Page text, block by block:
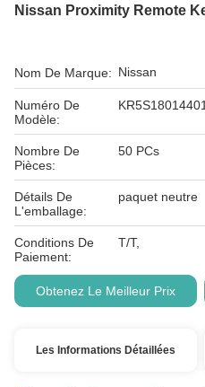
Nissan Proximity Remote
Nom De Marque: Nissan
Numéro De
Modèle:
Nombre De
Pièces:
50 PCs
Détails De
L'emballage:
paquet neutre
Conditions De
Paiement:
T/T,
Obtenez Le Meilleur Prix
Les Informations Détaillées